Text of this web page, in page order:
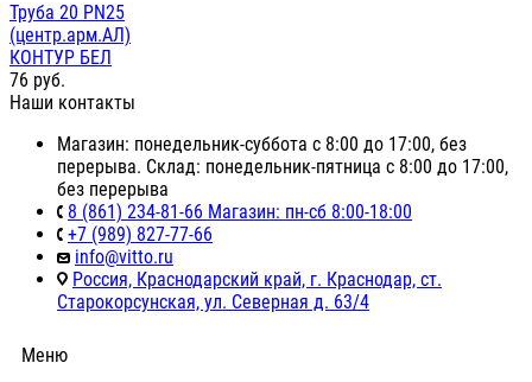
Труба 20 PN25
(центр.арм.АЛ)
КОНТУР БЕЛ
76 руб.
Наши контакты
Магазин: понедельник-суббота с 8:00 до 17:00, без
перерыва. Склад: понедельник-пятница с 8:00 до 17:00,
без перерыва
8 (861) 234-81-66 Магазин: пн-сб 8:00-18:00
+7 (989) 827-77-66
info@vitto.ru
Россия, Краснодарский край, г. Краснодар, ст.
Старокорсунская, ул. Северная д. 63/4
Меню